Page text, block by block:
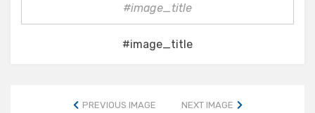
#image_title
#image_title
PREVIOUS IMAGE NEXT IMAGE